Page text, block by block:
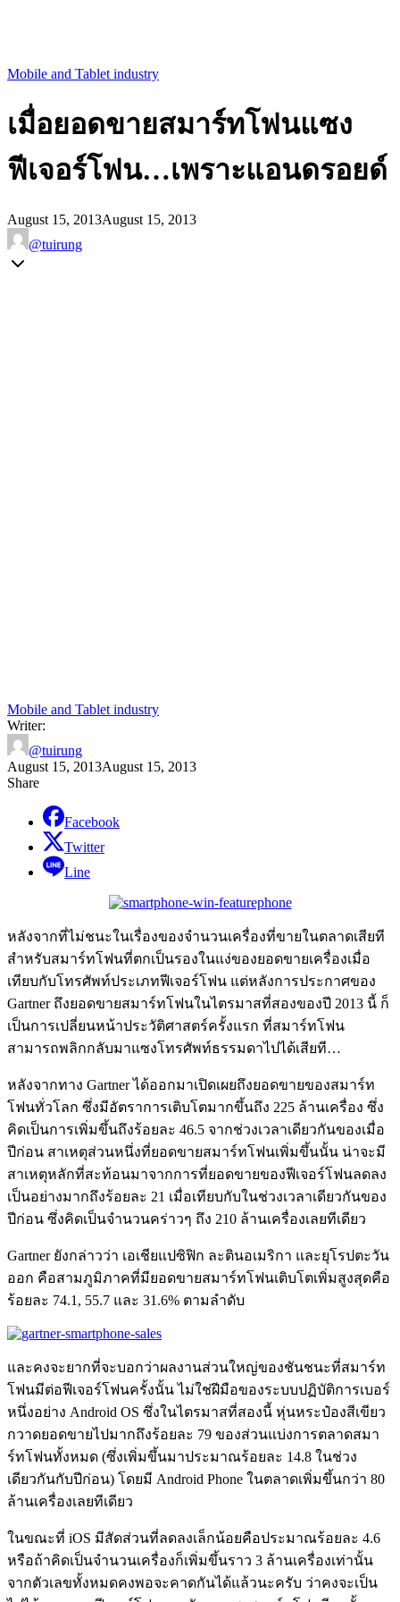
Mobile and Tablet industry
เมื่อยอดขายสมาร์ทโฟนแซง
ฟีเจอร์โฟน…เพราะแอนดรอยด์
August 15, 2013August 15, 2013
@tuirung
Mobile and Tablet industry
Writer:
@tuirung
August 15, 2013August 15, 2013
Share
Facebook
Twitter
Line
หลังจากที่ไม่ชนะในเรื่องของจำนวนเครื่องที่ขายในตลาดเสียที
สำหรับสมาร์ทโฟนที่ตกเป็นรองในแง่ของยอดขายเครื่องเมื่อ
เทียบกับโทรศัพท์ประเภทฟีเจอร์โฟน แต่หลังการประกาศของ
Gartner ถึงยอดขายสมาร์ทโฟนในไตรมาสที่สองของปี 2013 นี้ ก็
เป็นการเปลี่ยนหน้าประวัติศาสตร์ครั้งแรก ที่สมาร์ทโฟน
สามารถพลิกกลับมาแซงโทรศัพท์ธรรมดาไปได้เสียที…
หลังจากทาง Gartner ได้ออกมาเปิดเผยถึงยอดขายของสมาร์ท
โฟนทั่วโลก ซึ่งมีอัตราการเติบโตมากขึ้นถึง 225 ล้านเครื่อง ซึ่ง
คิดเป็นการเพิ่มขึ้นถึงร้อยละ 46.5 จากช่วงเวลาเดียวกันของเมื่อ
ปีก่อน สาเหตุส่วนหนึ่งที่ยอดขายสมาร์ทโฟนเพิ่มขึ้นนั้น น่าจะมี
สาเหตุหลักที่สะท้อนมาจากการที่ยอดขายของฟีเจอร์โฟนลดลง
เป็นอย่างมากถึงร้อยละ 21 เมื่อเทียบกับในช่วงเวลาเดียวกันของ
ปีก่อน ซึ่งคิดเป็นจำนวนคร่าวๆ ถึง 210 ล้านเครื่องเลยทีเดียว
Gartner ยังกล่าวว่า เอเชียแปซิฟิก ละตินอเมริกา และยุโรปตะวัน
ออก คือสามภูมิภาคที่มียอดขายสมาร์ทโฟนเติบโตเพิ่มสูงสุดคือ
ร้อยละ 74.1, 55.7 และ 31.6% ตามลำดับ
และคงจะยากที่จะบอกว่าผลงานส่วนใหญ่ของชันชนะที่สมาร์ท
โฟนมีต่อฟีเจอร์โฟนครั้งนั้น ไม่ใช่ฝีมือของระบบปฏิบัติการเบอร์
หนึ่งอย่าง Android OS ซึ่งในไตรมาสที่สองนี้ หุ่นหระป๋องสีเขียว
กวาดยอดขายไปมากถึงร้อยละ 79 ของส่วนแบ่งการตลาดสมา
ร์ทโฟนทั้งหมด (ซึ่งเพิ่มขึ้นมาประมาณร้อยละ 14.8 ในช่วง
เดียวกันกับปีก่อน) โดยมี Android Phone ในตลาดเพิ่มขึ้นกว่า 80
ล้านเครื่องเลยทีเดียว
ในขณะที่ iOS มีสัดส่วนที่ลดลงเล็กน้อยคือประมาณร้อยละ 4.6
หรือถ้าคิดเป็นจำนวนเครื่องก็เพิ่มขึ้นราว 3 ล้านเครื่องเท่านั้น
จากตัวเลขทั้งหมดคงพอจะคาดกันได้แล้วนะครับ ว่าคงจะเป็น